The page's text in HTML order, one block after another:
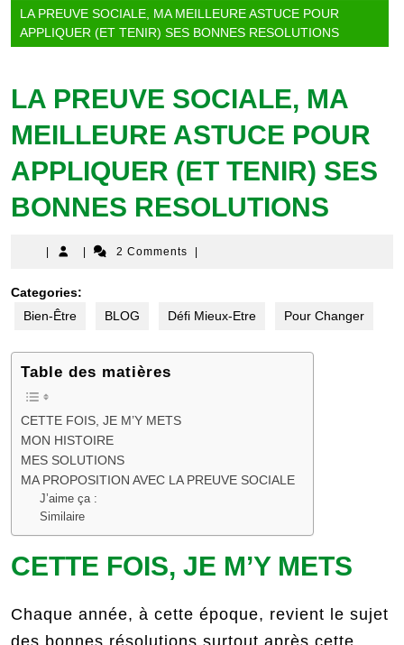
LA PREUVE SOCIALE, MA MEILLEURE ASTUCE POUR
APPLIQUER (ET TENIR) SES BONNES RESOLUTIONS
LA PREUVE SOCIALE, MA
MEILLEURE ASTUCE POUR
APPLIQUER (ET TENIR) SES
BONNES RESOLUTIONS
2 Comments
Categories:
Bien-Être
BLOG Défi Mieux-Etre Pour Changer
Table des matières
CETTE FOIS, JE M’Y METS
MON HISTOIRE
MES SOLUTIONS
MA PROPOSITION AVEC LA PREUVE SOCIALE
J’aime ça :
Similaire
CETTE FOIS, JE M’Y METS
Chaque année, à cette époque, revient le sujet
des bonnes résolutions surtout après cette